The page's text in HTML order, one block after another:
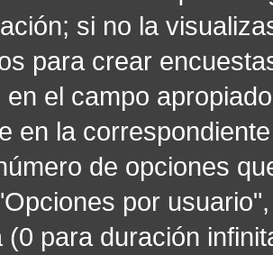
si no la
para crear
en el campo
en la
de opciones
por
(0 para duración